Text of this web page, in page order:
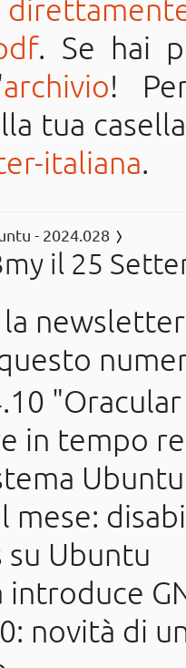
. Se hai
archivio!
tua
italiana.
- 2024.028
il 25
in tempo
Ubuntu
mese:
su Ubuntu
introduce
novità di